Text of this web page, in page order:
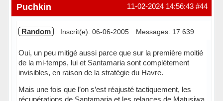
#44
11-02-2024 14:56:43
Puchkin
Random Inscrit(e): 06-06-2005 Messages: 17 639
Oui, un peu mitigé aussi parce que sur la première moitié
de la mi-temps, lui et Santamaria sont complètement
invisibles, en raison de la stratégie du Havre.
Mais une fois que l’on s’est réajusté tactiquement, les
récupérations de Santamaria et les relances de Matusiwa